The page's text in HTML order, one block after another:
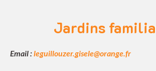
Jardins
Email :leguillouzer.gisele@orange.fr